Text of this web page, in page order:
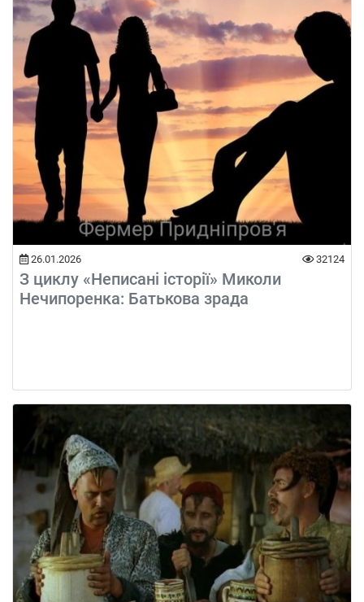
26.01.2026 32124
З циклу «Неписані історії» Миколи
Нечипоренка: Батькова зрада